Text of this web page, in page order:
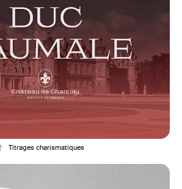
Titrages charismatiques